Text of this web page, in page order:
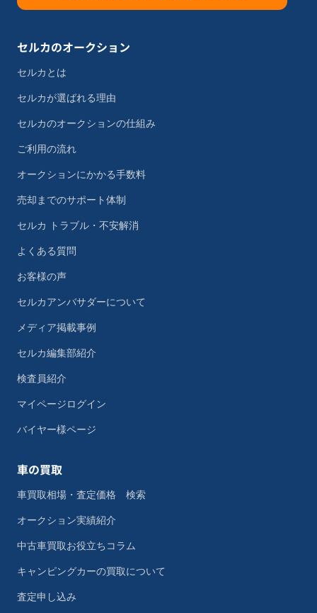
セルカのオークション
セルカとは
セルカが選ばれる理由
セルカのオークションの仕組み
ご利用の流れ
オークションにかかる手数料
売却までのサポート体制
セルカ トラブル・不安解消
よくある質問
お客様の声
セルカアンバサダーについて
メディア掲載事例
セルカ編集部紹介
検査員紹介
マイページログイン
バイヤー様ページ
車の買取
車買取相場・査定価格 検索
オークション実績紹介
中古車買取お役立ちコラム
キャンピングカーの買取について
査定申し込み